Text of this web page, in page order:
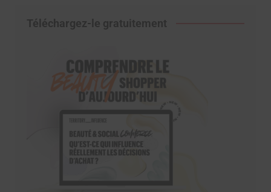
Téléchargez-le gratuitement